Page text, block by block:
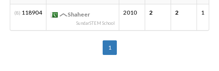
(8) 118904 Shaheer
SundarSTEM School
2010 2 2 1
1